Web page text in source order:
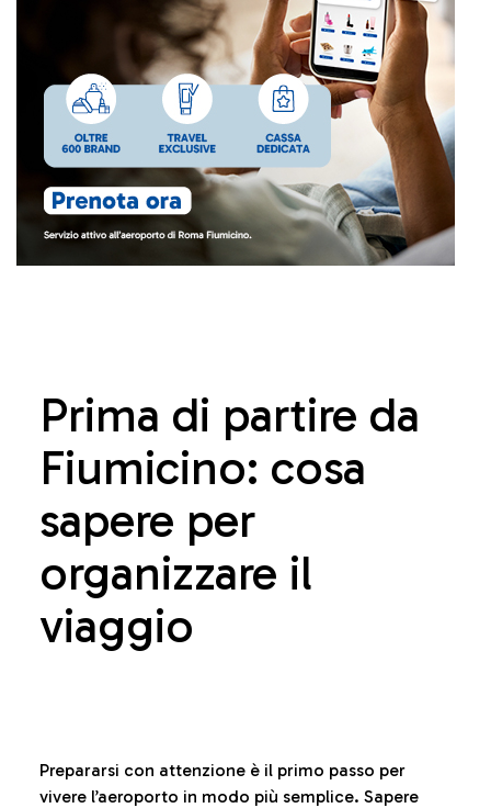
Prima di partire da
Fiumicino: cosa
sapere per
organizzare il
viaggio
Prepararsi con attenzione è il primo passo per
vivere l’aeroporto in modo più semplice. Sapere